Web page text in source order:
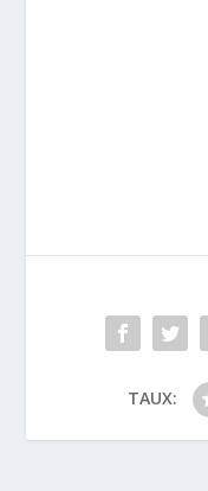
TAUX: